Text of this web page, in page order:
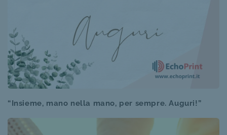
“Insieme, mano nella mano, per sempre. Auguri!”